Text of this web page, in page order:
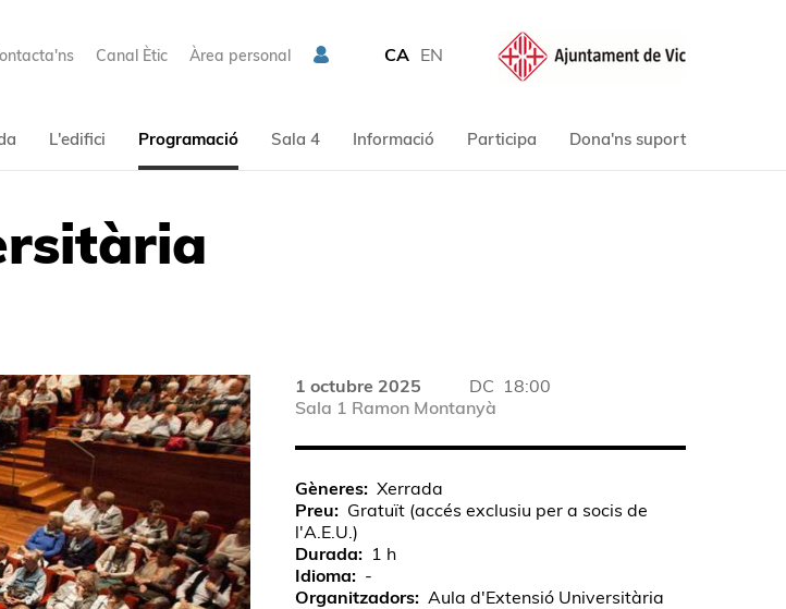
Canal Ètic Àrea personal CA EN
L'edifici Programació Sala 4 Informació Participa Dona'ns suport
1 octubre 2025 DC 18:00
Sala 1 Ramon Montanyà
Gèneres
Xerrada
Preu
Gratuït (accés exclusiu per a socis de
l'A.E.U.)
Durada
1 h
Idioma
-
Organitzadors
Aula d'Extensió Universitària